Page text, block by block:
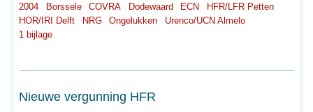
2004
Borssele COVRA Dodewaard ECN
HFR/LFR Petten
HOR/IRI Delft
NRG Ongelukken
Urenco/UCN Almelo
1 bijlage
Nieuwe vergunning HFR